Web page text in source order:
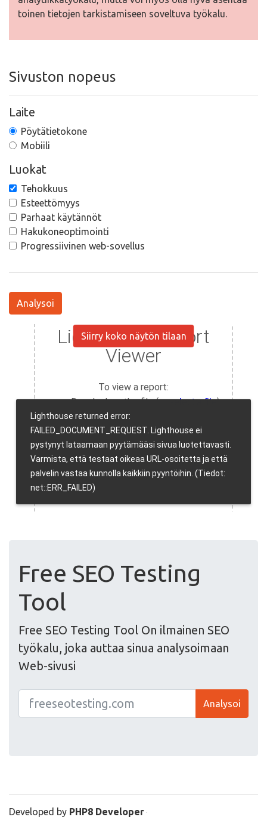
toinen tietojen tarkistamiseen soveltuva työkalu.
Sivuston nopeus
Laite
Pöytätietokone
Mobiili
Luokat
Tehokkuus
Esteettömyys
Parhaat käytännöt
Hakukoneoptimointi
Progressiivinen web-sovellus
Analysoi
Siirry koko näytön tilaan
Free SEO Testing
Tool
Free SEO Testing Tool On ilmainen SEO
työkalu, joka auttaa sinua analysoimaan
Web-sivusi
Analysoi
Developed by PHP8 Developer